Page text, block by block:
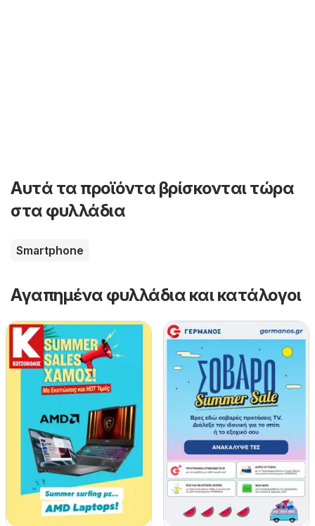
Αυτά τα προϊόντα βρίσκονται τώρα
στα φυλλάδια
Smartphone
Αγαπημένα φυλλάδια και κατάλογοι